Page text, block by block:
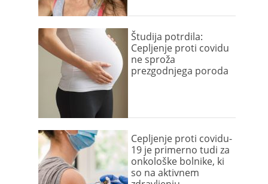
Študija potrdila:
Cepljenje proti covidu
ne sproža
prezgodnjega poroda
Cepljenje proti covidu-
19 je primerno tudi za
onkološke bolnike, ki
so na aktivnem